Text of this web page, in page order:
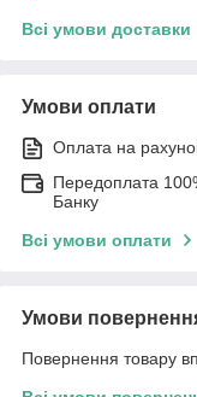
Всі умови доставки
Умови оплати
Оплата на
Передоплата
Банку
Всі умови оплати
Умови
Повернення товару